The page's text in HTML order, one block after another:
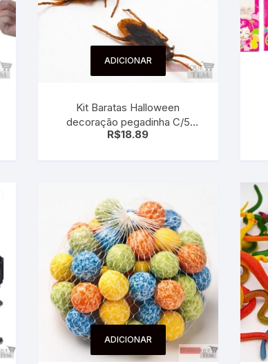
ADICIONAR
Kit Baratas Halloween
decoração pegadinha C/5
borracha – Barata
R$18.89
ADICIONAR